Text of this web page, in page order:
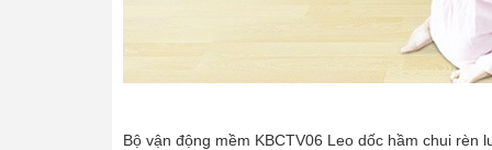
Bộ vận động mềm KBCTV06 Leo dốc hầm chui rèn